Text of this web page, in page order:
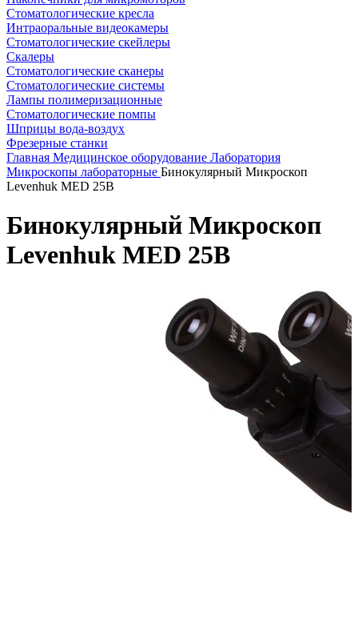
Стоматологические кресла
Интраоральные видеокамеры
Стоматологические скейлеры
Скалеры
Стоматологические сканеры
Стоматологические системы
Лампы полимеризационные
Стоматологические помпы
Шприцы вода-воздух
Фрезерные станки
Главная Медицинское оборудование Лаборатория
Микроскопы лабораторные Бинокулярный Микроскоп
Levenhuk MED 25B
Бинокулярный Микроскоп
Levenhuk MED 25B